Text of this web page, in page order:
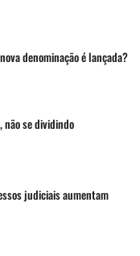
denominação é lançada?
não se dividindo
judiciais aumentam